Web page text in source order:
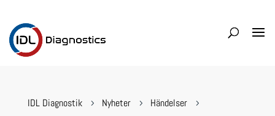
IDL Diagnostik 5 Nyheter 5 Händelser 5